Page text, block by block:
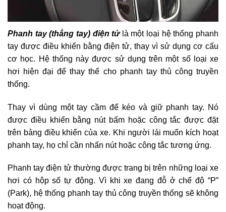
Phanh tay (thắng tay) điện tửlà một loại hệ thống phanh
tay được điều khiển bằng điện tử, thay vì sử dụng cơ cấu
cơ học. Hệ thống này được sử dụng trên một số loại xe
hơi hiện đại để thay thế cho phanh tay thủ công truyền
thống.
Thay vì dùng một tay cầm để kéo và giữ phanh tay. Nó
được điều khiển bằng nút bấm hoặc công tắc được đặt
trên bảng điều khiển của xe. Khi người lái muốn kích hoạt
phanh tay, họ chỉ cần nhấn nút hoặc công tắc tương ứng.
Phanh tay điện tử thường được trang bị trên những loại xe
hơi có hộp số tự động. Vì khi xe đang đỗ ở chế độ “P”
(Park), hệ thống phanh tay thủ công truyền thống sẽ không
hoạt động.